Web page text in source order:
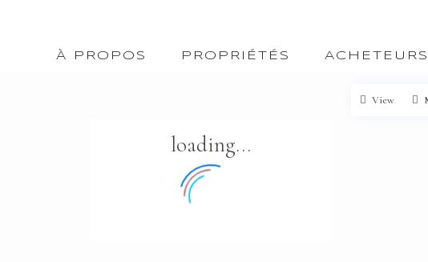
À PROPOS PROPRIÉTÉS ACHETEURS
loading...
View